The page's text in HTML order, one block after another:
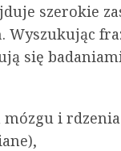
szerokie
się
i